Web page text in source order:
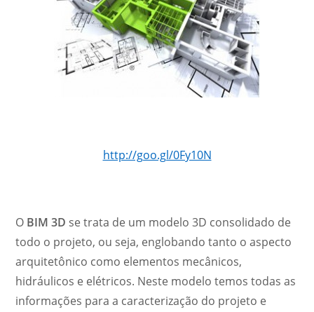
http://goo.gl/0Fy10N
O BIM 3D se trata de um modelo 3D consolidado de
todo o projeto, ou seja, englobando tanto o aspecto
arquitetônico como elementos mecânicos,
hidráulicos e elétricos. Neste modelo temos todas as
informações para a caracterização do projeto e